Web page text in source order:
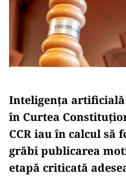
Inteligența
în Curtea
CCR iau în calcul să
grăbi publicarea
etapă criticată